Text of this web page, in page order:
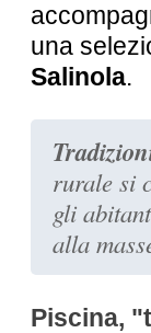
una
Salinola.
rurale si
gli
alla
Piscina,